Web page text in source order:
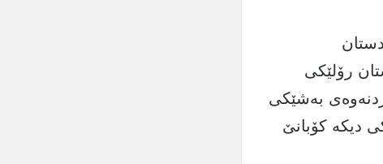
رۆلێکی
بەشێکی
بەڵام دوای 11 ساڵ جارێکی دیکە کۆبانێ